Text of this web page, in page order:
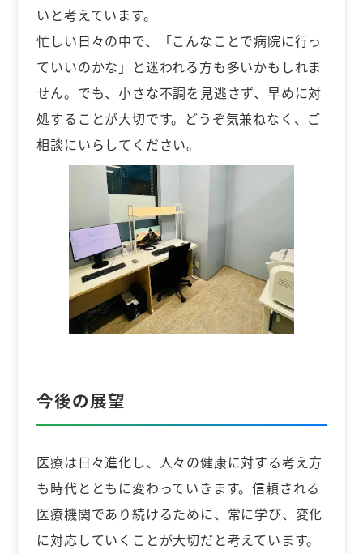
いと考えています。
忙しい日々の中で、「こんなことで病院に行っ
ていいのかな」と迷われる方も多いかもしれま
せん。でも、小さな不調を見逃さず、早めに対
処することが大切です。どうぞ気兼ねなく、ご
相談にいらしてください。
今後の展望
医療は日々進化し、人々の健康に対する考え方
も時代とともに変わっていきます。信頼される
医療機関であり続けるために、常に学び、変化
に対応していくことが大切だと考えています。